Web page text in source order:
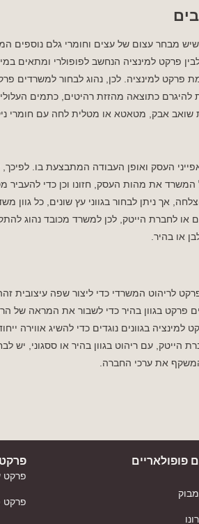
מבחר עצום של עצים וחומרי גלם נוספים
פרקט למינציה הנחשב לפופולרי ומתאים
פרקט למינציה. לכן, נהוג לבחור למשרדים
להיגרם כתוצאה מהזזת רהיטים, כתמים
אבק, מטאטא או מטלית לחה עם חומרי
העסק ואופן העבודה המתבצעת בו. לפיכך,
המשרד את מהות העסק, חזונו וכן כדי להעביר
אך ניתן לבחור בגווני עץ שונים, כל גוון
או לחברת הייטק, לכן למשרד מכובד נהוג
או בהיר.
לריהוט המשרדי כדי ליצור שפה עיצובית זהה
בגוון בהיר כדי לשבור את המראה של
בגוונים נוגדים כדי להשיג אווירה
עם ריהוט בגוון בהיר או ססגוני, יש
המשקף את ערכי החברה.
פופולאריים
פרקט
פרקט